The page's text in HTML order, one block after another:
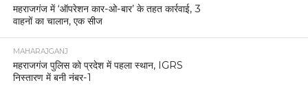
महराजगंज में ‘ऑपरेशन कार-ओ-बार’ के तहत कार्रवाई, 3
वाहनों का चालान, एक सीज
MAHARAJGANJ
महराजगंज पुलिस को प्रदेश में पहला स्थान, IGRS
निस्तारण में बनी नंबर-1